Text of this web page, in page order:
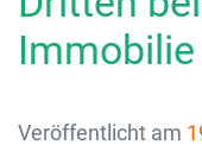
Immobilie
Veröffentlicht am